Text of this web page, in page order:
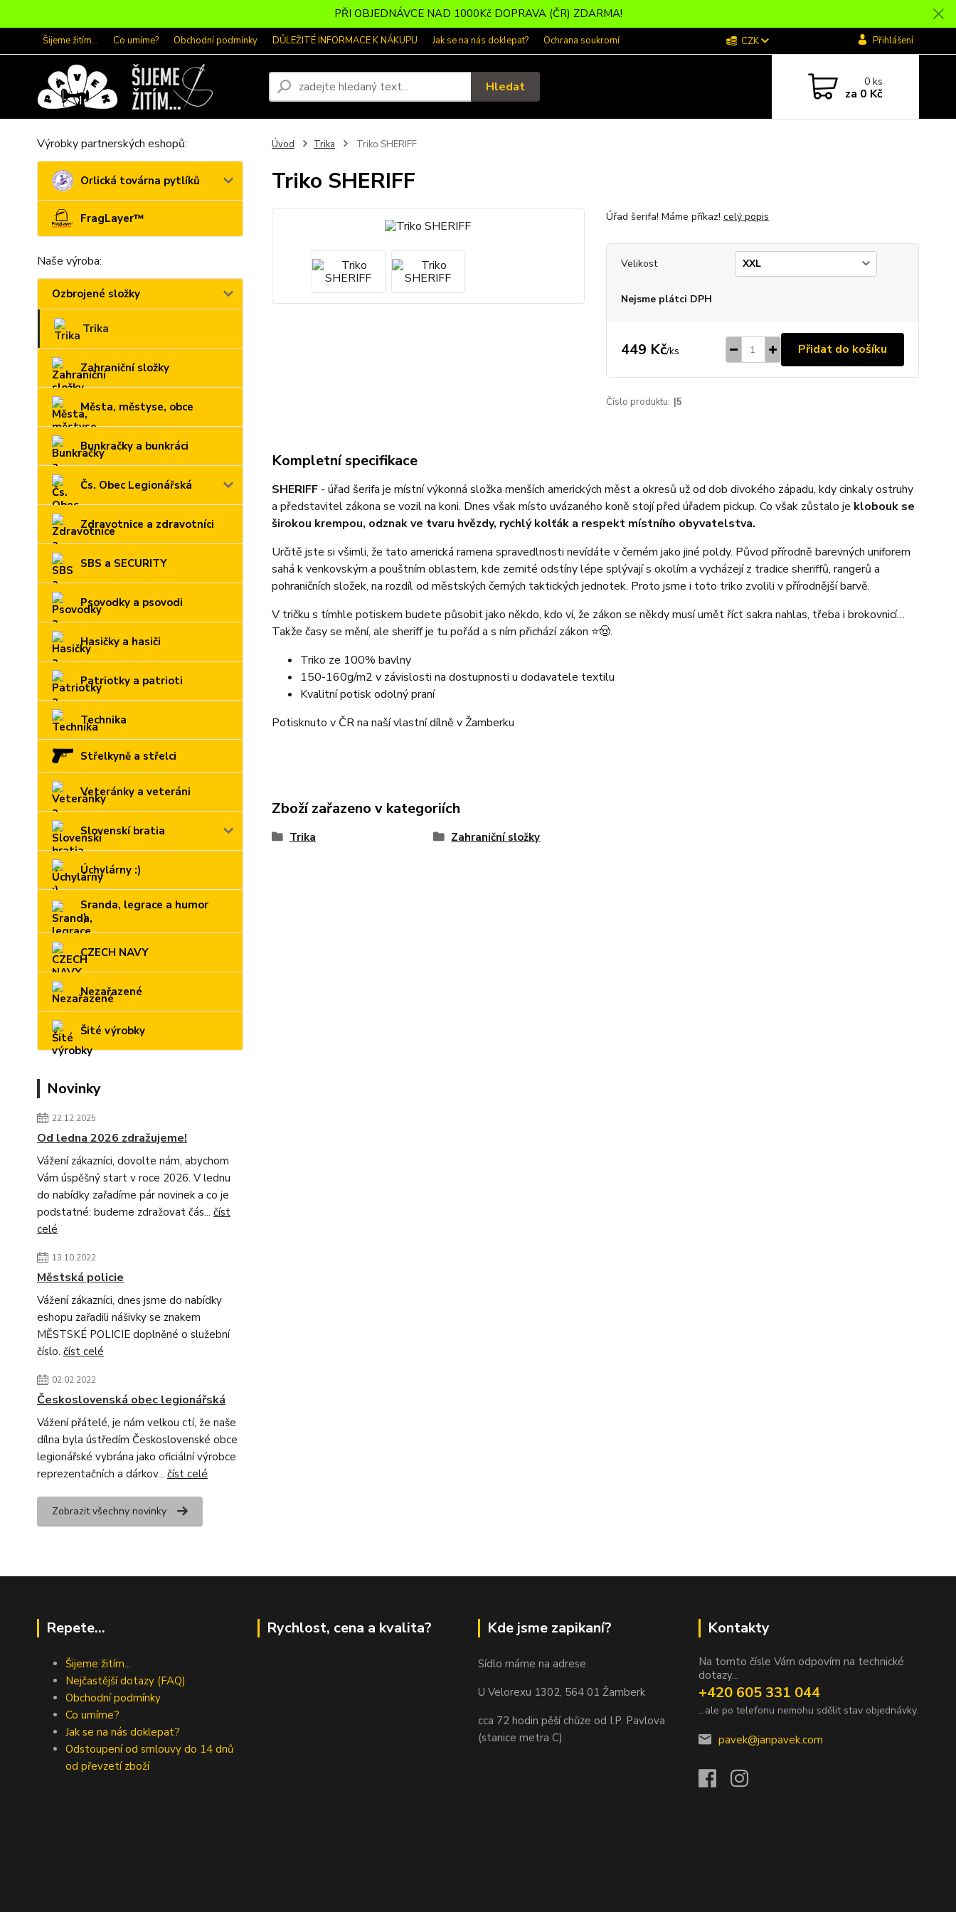
PŘI OBJEDNÁVCE NAD 1000Kč DOPRAVA (ČR) ZDARMA!
Šijeme žitím... Co umíme? Obchodní podmínky DŮLEŽITÉ INFORMACE K NÁKUPU Jak se na nás doklepat? Ochrana soukromí CZK Přihlášení
Hledat 0ks
za 0 Kč
Výrobky partnerských eshopů:
Orlická továrna pytlíků
FragLayer™
Naše výroba:
Ozbrojené složky
Trika
Zahraniční složky
Města, městyse, obce
Bunkračky a bunkráci
Čs. Obec Legionářská
Zdravotnice a zdravotníci
SBS a SECURITY
Psovodky a psovodi
Hasičky a hasiči
Patriotky a patrioti
Technika
Střelkyně a střelci
Veteránky a veteráni
Slovenskí bratia
Úchylárny :)
Sranda, legrace a humor
:)
CZECH NAVY
Nezařazené
Šité výrobky
Novinky
22.12.2025
Od ledna 2026 zdražujeme!
Vážení zákazníci, dovolte nám, abychom
Vám úspěšný start v roce 2026. V lednu
do nabídky zařadíme pár novinek a co je
podstatné: budeme zdražovat čás... číst
celé
13.10.2022
Městská policie
Vážení zákazníci, dnes jsme do nabídky
eshopu zařadili nášivky se znakem
MĚSTSKÉ POLICIE doplněné o služební
číslo. číst celé
02.02.2022
Československá obec legionářská
Vážení přátelé, je nám velkou ctí, že naše
dílna byla ústředím Československé obce
legionářské vybrána jako oficiální výrobce
reprezentačních a dárkov... číst celé
Zobrazit všechny novinky
Úvod Trika Triko SHERIFF
Triko SHERIFF
Úřad šerifa! Máme příkaz! celý popis
Velikost
Nejsme plátci DPH
449 Kč/ks Přidat do košíku
Číslo produktu: |5
Kompletní specifikace
SHERIFF- úřad šerifa je místní výkonná složka menších amerických měst a okresů už od dob divokého západu, kdy cinkaly ostruhy
a představitel zákona se vozil na koni. Dnes však místo uvázaného koně stojí před úřadem pickup. Co však zůstalo je klobouk se
širokou krempou, odznak ve tvaru hvězdy, rychlý kolťák a respekt místního obyvatelstva.
Určitě jste si všimli, že tato americká ramena spravedlnosti nevídáte v černém jako jiné poldy. Původ přírodně barevných uniforem
sahá k venkovským a pouštním oblastem, kde zemité odstíny lépe splývají s okolím a vycházejí z tradice sheriffů, rangerů a
pohraničních složek, na rozdíl od městských černých taktických jednotek. Proto jsme i toto triko zvolili v přírodnější barvě.
V tričku s tímhle potiskem budete působit jako někdo, kdo ví, že zákon se někdy musí umět říct sakra nahlas, třeba i brokovnicí…
Takže časy se mění, ale sheriff je tu pořád a s ním přichází zákon ⭐🤠.
Triko ze 100% bavlny
150-160g/m2 v závislosti na dostupnosti u dodavatele textilu
Kvalitní potisk odolný praní
Potisknuto v ČR na naší vlastní dílně v Žamberku
Zboží zařazeno v kategoriích
Trika Zahraniční složky
Repete...
Šijeme žitím...
Nejčastější dotazy (FAQ)
Obchodní podmínky
Co umíme?
Jak se na nás doklepat?
Odstoupení od smlouvy do 14 dnů
od převzetí zboží
Rychlost, cena a kvalita? Kde jsme zapikaní?
Sídlo máme na adrese
U Velorexu 1302, 564 01 Žamberk
cca 72 hodin pěší chůze od I.P. Pavlova
(stanice metra C)
Kontakty
Na tomto čísle Vám odpovím na technické
dotazy...
+420 605 331 044
...ale po telefonu nemohu sdělit stav objednávky.
pavek@janpavek.com